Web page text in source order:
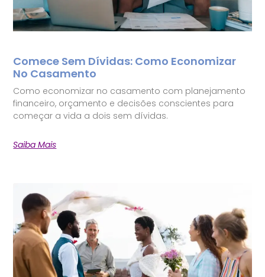
Comece Sem Dívidas: Como Economizar
No Casamento
Como economizar no casamento com planejamento
financeiro, orçamento e decisões conscientes para
começar a vida a dois sem dívidas.
Saiba Mais